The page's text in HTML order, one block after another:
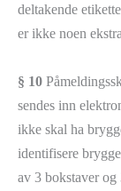
deltakende
er ikke noen
§ 10
sendes inn
ikke skal ha
identifisere
av 3 bokstaver